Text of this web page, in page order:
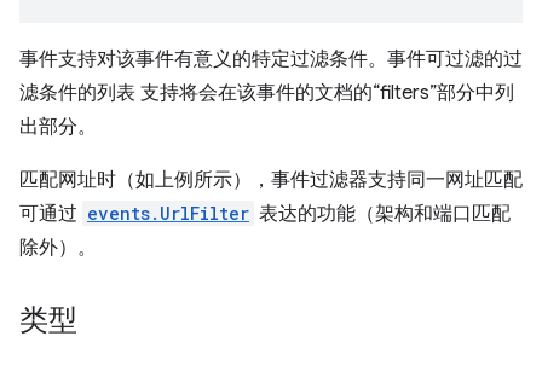
事件支持对该事件有意义的特定过滤条件。事件可过滤的过
滤条件的列表 支持将会在该事件的文档的“filters”部分中列
出部分。
匹配网址时（如上例所示），事件过滤器支持同一网址匹配
可通过 events.UrlFilter 表达的功能（架构和端口匹配
除外）。
类型